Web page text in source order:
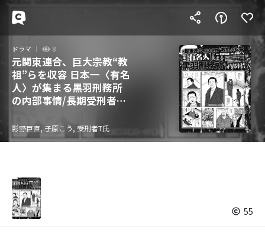
ドラマ 8
元関東連合、巨大宗教“教
祖”らを収容 日本一〈有名
人〉が集まる黒羽刑務所
の内部事情/長期受刑者の
び「ムショはバカばっ
か！」
影野巨直, 子原こう, 受刑者T氏
55